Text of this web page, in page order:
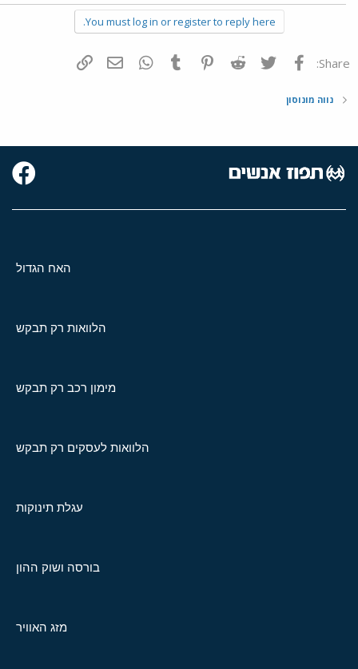
You must log in or register to reply here.
Share: פייסבוק Twitter
Reddit
Pinterest
Tumblr
WhatsAppדואר אלקטרוני
נווה מונוסון
האח הגדול
הלוואות רק תבקש
מימון רכב רק תבקש
הלוואות לעסקים רק תבקש
עגלת תינוקות
בורסה ושוק ההון
מזג האוויר